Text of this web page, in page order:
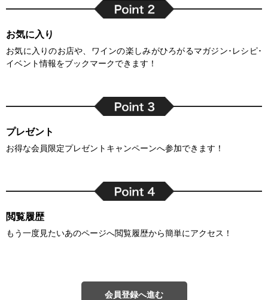
お気に入り
お気に入りのお店や、ワインの楽しみがひろがるマガジン･レシピ･
イベント情報をブックマークできます！
プレゼント
お得な会員限定プレゼントキャンペーンへ参加できます！
閲覧履歴
もう一度見たいあのページへ閲覧履歴から簡単にアクセス！
会員登録へ進む